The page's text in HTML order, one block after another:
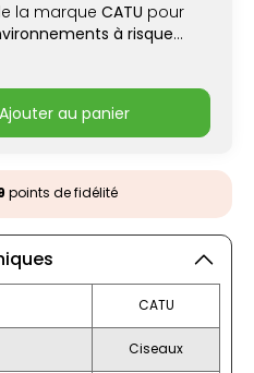
la marque CATU pour
à risque
ajouter au panier
points de fidélité
CATU
Ciseaux